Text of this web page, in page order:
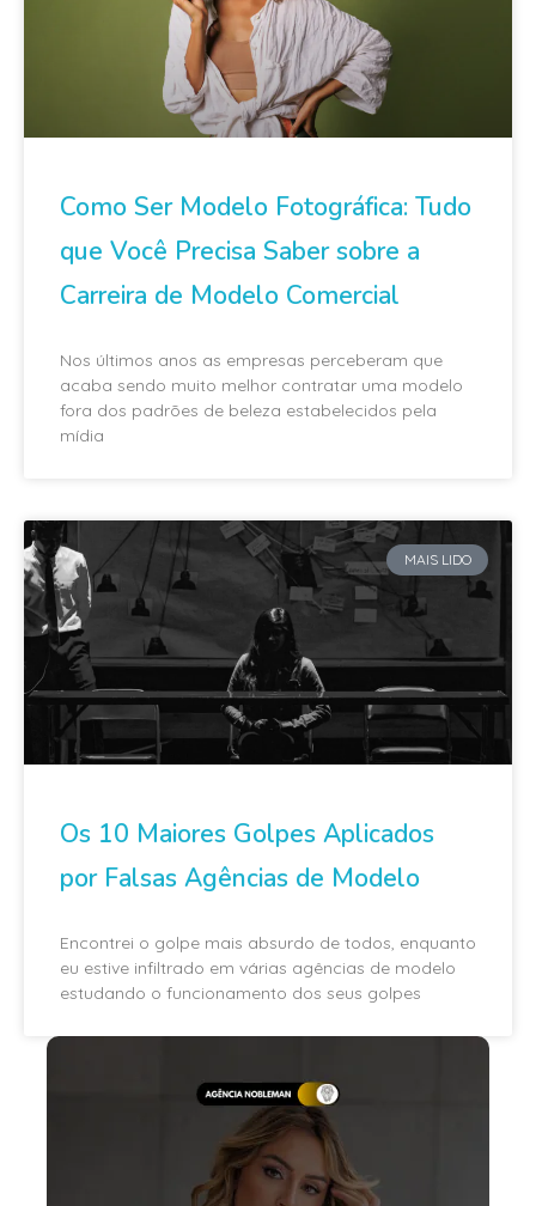
Como Ser Modelo Fotográfica: Tudo
que Você Precisa Saber sobre a
Carreira de Modelo Comercial
Nos últimos anos as empresas perceberam que
acaba sendo muito melhor contratar uma modelo
fora dos padrões de beleza estabelecidos pela
mídia
MAIS LIDO
Os 10 Maiores Golpes Aplicados
por Falsas Agências de Modelo
Encontrei o golpe mais absurdo de todos, enquanto
eu estive infiltrado em várias agências de modelo
estudando o funcionamento dos seus golpes